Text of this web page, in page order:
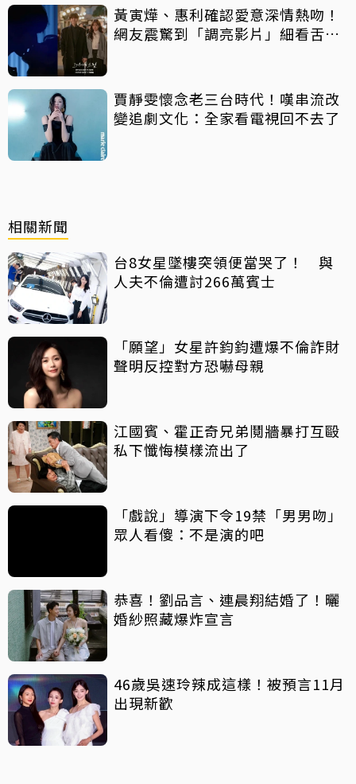
黃寅燁、惠利確認愛意深情熱吻！
網友震驚到「調亮影片」細看舌吻
賈靜雯懷念老三台時代！嘆串流改
變追劇文化：全家看電視回不去了
相關新聞
台8女星墜樓突領便當哭了！ 與
人夫不倫遭討266萬賓士
「願望」女星許鈞鈞遭爆不倫詐財
聲明反控對方恐嚇母親
江國賓、霍正奇兄弟鬩牆暴打互毆
私下懺悔模樣流出了
「戲說」導演下令19禁「男男吻」
眾人看傻：不是演的吧
恭喜！劉品言、連晨翔結婚了！曬
婚紗照藏爆炸宣言
46歲吳速玲辣成這樣！被預言11月
出現新歡